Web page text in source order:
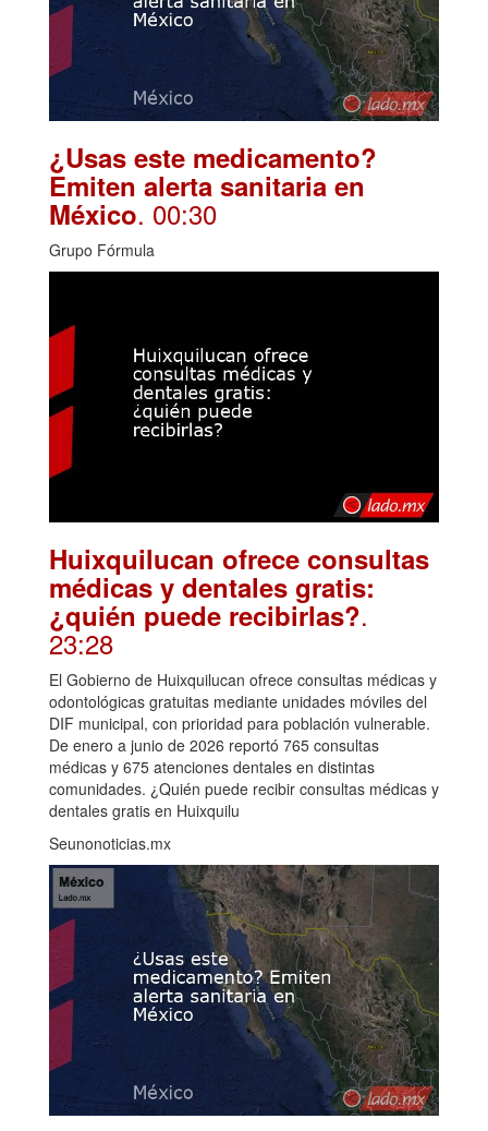
¿Usas este medicamento?
Emiten alerta sanitaria en
México. 00:30
Grupo Fórmula
Huixquilucan ofrece consultas
médicas y dentales gratis:
¿quién puede recibirlas?.
23:28
El Gobierno de Huixquilucan ofrece consultas médicas y
odontológicas gratuitas mediante unidades móviles del
DIF municipal, con prioridad para población vulnerable.
De enero a junio de 2026 reportó 765 consultas
médicas y 675 atenciones dentales en distintas
comunidades. ¿Quién puede recibir consultas médicas y
dentales gratis en Huixquilu
Seunonoticias.mx